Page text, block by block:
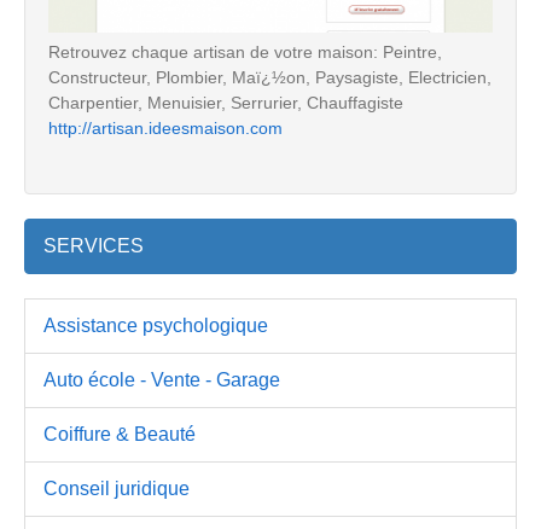
Retrouvez chaque artisan de votre maison: Peintre,
Constructeur, Plombier, Maï¿½on, Paysagiste, Electricien,
Charpentier, Menuisier, Serrurier, Chauffagiste
http://artisan.ideesmaison.com
SERVICES
Assistance psychologique
Auto école - Vente - Garage
Coiffure & Beauté
Conseil juridique